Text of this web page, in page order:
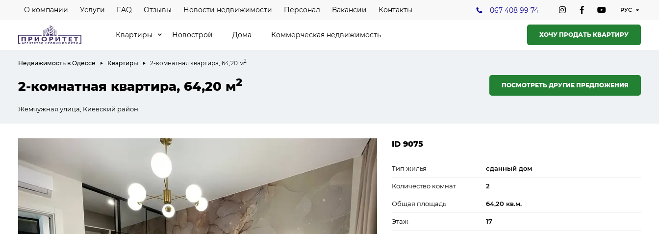
О компании Услуги FAQ Отзывы Новости недвижимости Персонал Вакансии Контакты 067 408 99 74
Квартиры Новострой Дома Коммерческая недвижимость ХОЧУ ПРОДАТЬ КВАРТИРУ
Недвижимость в Одессе Квартиры 2-комнатная квартира, 64,20 м2
2-комнатная квартира, 64,20 м2
Жемчужная улица, Киевский район
ПОСМОТРЕТЬ ДРУГИЕ ПРЕДЛОЖЕНИЯ
ID 9075
Тип жилья сданный дом
Количество комнат 2
Общая площадь 64,20 кв.м.
Этаж 17